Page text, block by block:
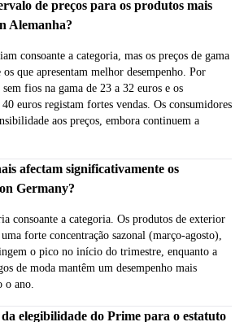
de preços para os produtos mais
Alemanha?
consoante a categoria, mas os preços de gama
que apresentam melhor desempenho. Por
fios na gama de 23 a 32 euros e os
euros registam fortes vendas. Os consumidores
aos preços, embora continuem a
afectam significativamente os
Germany?
consoante a categoria. Os produtos de exterior
forte concentração sazonal (março-agosto),
o pico no início do trimestre, enquanto a
de moda mantêm um desempenho mais
o ano.
elegibilidade do Prime para o estatuto